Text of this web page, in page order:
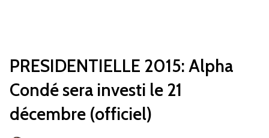
PRESIDENTIELLE 2015: Alpha
Condé sera investi le 21
décembre (officiel)